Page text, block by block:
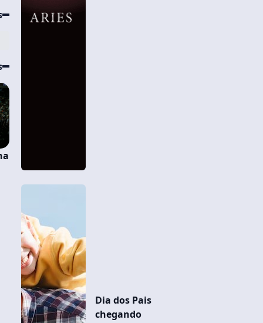
Dia dos Pais
chegando